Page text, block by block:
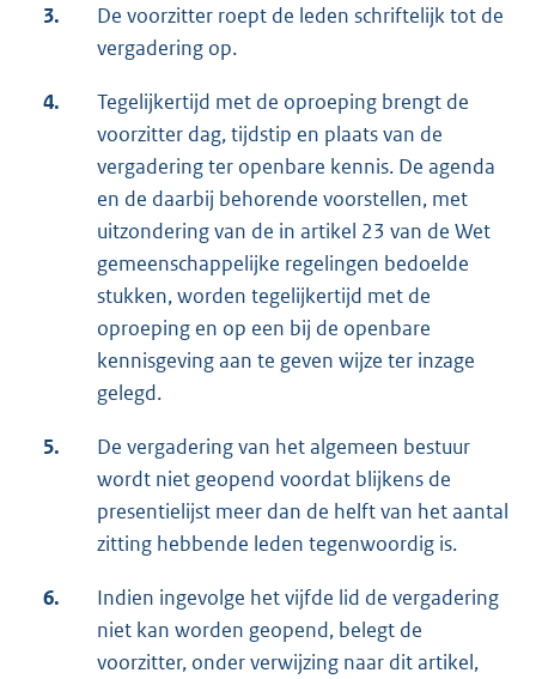
3.
De voorzitter roept de leden schriftelijk tot de
vergadering op.
4.
Tegelijkertijd met de oproeping brengt de
voorzitter dag, tijdstip en plaats van de
vergadering ter openbare kennis. De agenda
en de daarbij behorende voorstellen, met
uitzondering van de in artikel 23 van de Wet
gemeenschappelijke regelingen bedoelde
stukken, worden tegelijkertijd met de
oproeping en op een bij de openbare
kennisgeving aan te geven wijze ter inzage
gelegd.
5.
De vergadering van het algemeen bestuur
wordt niet geopend voordat blijkens de
presentielijst meer dan de helft van het aantal
zitting hebbende leden tegenwoordig is.
6.
Indien ingevolge het vijfde lid de vergadering
niet kan worden geopend, belegt de
voorzitter, onder verwijzing naar dit artikel,